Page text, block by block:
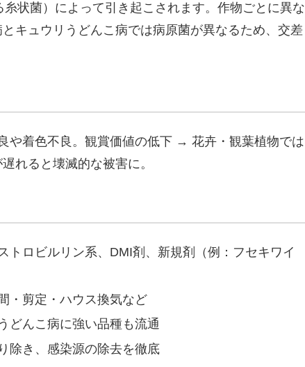
状菌）によって引き起こされます。作物ごとに異な
キュウリうどんこ病では病原菌が異なるため、交差
着色不良。観賞価値の低下 → 花卉・観葉植物では
れると壊滅的な被害に。
トロビルリン系、DMI剤、新規剤（例：フセキワイ
・剪定・ハウス換気など
どんこ病に強い品種も流通
除き、感染源の除去を徹底